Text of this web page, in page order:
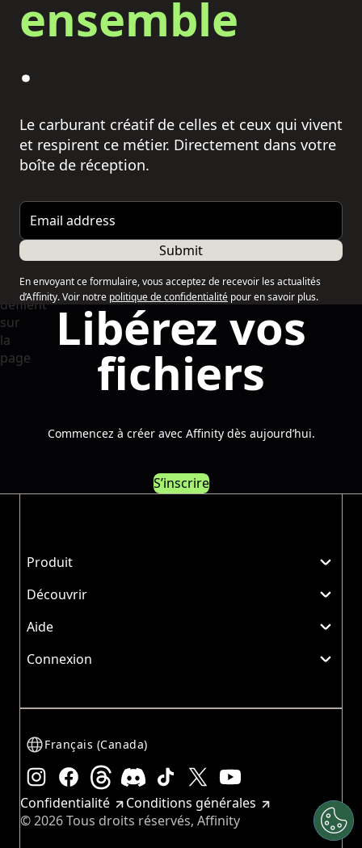
ensemble
.
Le carburant créatif de celles et ceux qui vivent
et respirent ce métier. Directement dans votre
boîte de réception.
Email address
Submit
En envoyant ce formulaire, vous acceptez de recevoir les actualités
d’Affinity. Voir notre politique de confidentialité pour en savoir plus.
Libérez vos
fichiers
Commencez à créer avec Affinity dès aujourd’hui.
S’inscrire
Produit
Découvrir
Aide
Connexion
Français (Canada)
Instagram Facebook Threads Discord TikTok
Confidentialité
Conditions générales
© 2026 Tous droits réservés, Affinity